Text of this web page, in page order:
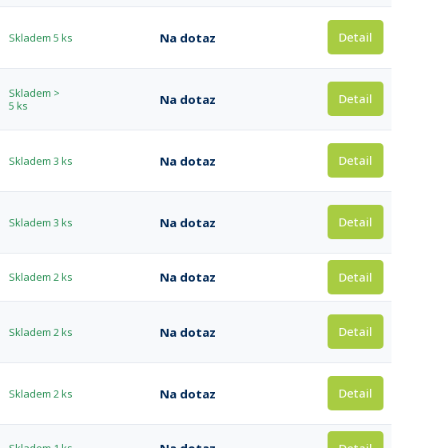
Skladem 5 ks Na dotaz Detail
Skladem >
5 ks
Na dotaz Detail
Skladem 3 ks Na dotaz Detail
Skladem 3 ks Na dotaz Detail
Skladem 2 ks Na dotaz Detail
Skladem 2 ks Na dotaz Detail
Skladem 2 ks Na dotaz Detail